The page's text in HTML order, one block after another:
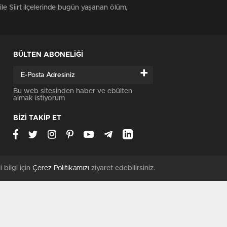
Siirt ilçelerinde bugün yaşanan ölüm,
BÜLTEN ABONELİĞİ
+
Bu web sitesinden haber ve ebülten
almak istiyorum
BİZİ TAKİP ET
bilgi için Çerez Politikamızı ziyaret edebilirsiniz.